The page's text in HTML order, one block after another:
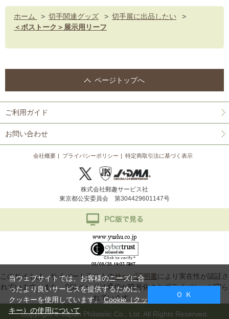
ホーム > 切手関連グッズ > 切手展に出品したい
>
＜ボストーク＞展示用リーフ
ページトップへ
ご利用ガイド
お問い合わせ
会社概要 プライバシーポリシー 特定商取引法に基づく表示
株式会社郵趣サービス社
東京都公安委員会 第304429601147号
このサイトは、サイバートラストのサーバ証明書により実在性が認証さ
れています。また、SSLページは通信が暗号化されプライバシーが守ら
れています。
Copyright © Japan Philatelic Co., Ltd. All Rights Reserved.
当ウェブサイトでは、お客様のニーズに合
ったより良いサービスを提供するために、
クッキーを使用しています。Cookie（クッ
キー）の使用について
Ｏ Ｋ